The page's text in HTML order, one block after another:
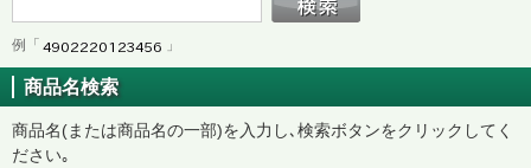
例「 」
商品名検索
商品名(または商品名の一部)を入力し､検索ボタンをクリックしてく
ださい｡